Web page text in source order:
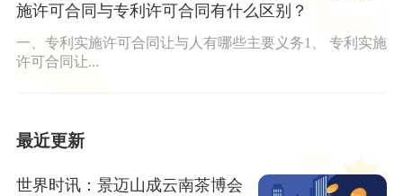
施许可合同与专利许可合同有什么区别？
一、专利实施许可合同让与人有哪些主要义务1、 专利实施
许可合同让...
最近更新
世界时讯：景迈山成云南茶博会